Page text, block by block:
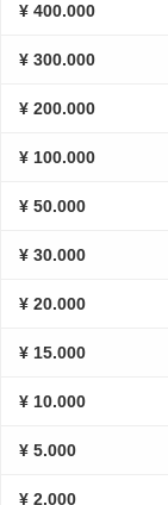
¥ 400.000
¥ 300.000
¥ 200.000
¥ 100.000
¥ 50.000
¥ 30.000
¥ 20.000
¥ 15.000
¥ 10.000
¥ 5.000
¥ 2.000